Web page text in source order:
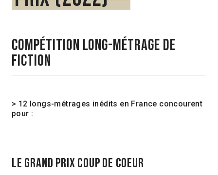
COMPÉTITION LONG-MÉTRAGE DE
FICTION
> 12 longs-métrages inédits en France concourent
pour :
LE GRAND PRIX COUP DE COEUR